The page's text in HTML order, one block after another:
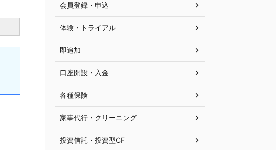
会員登録・申込
体験・トライアル
即追加
口座開設・入金
各種保険
家事代行・クリーニング
投資信託・投資型CF